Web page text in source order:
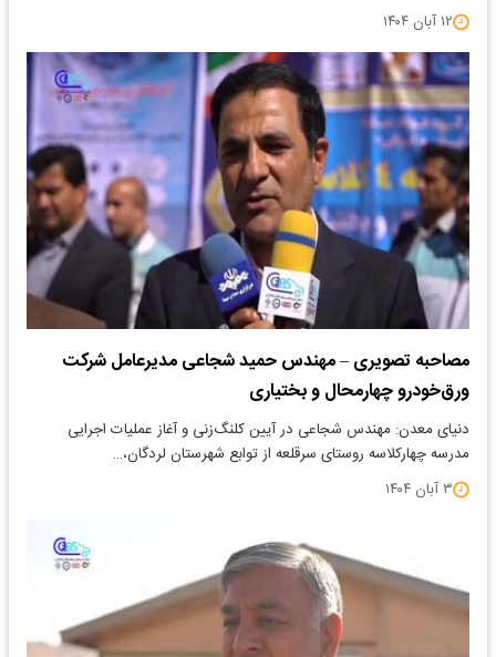
۱۲ آبان ۱۴۰۴
مصاحبه تصویری – مهندس حمید شجاعی مدیرعامل شرکت
ورق‌خودرو چهارمحال و بختیاری
دنیای معدن: ​مهندس شجاعی در آیین کلنگ‌زنی و آغاز عملیات اجرایی
مدرسه چهارکلاسه روستای سرقلعه از توابع شهرستان لردگان،…
۳ آبان ۱۴۰۴